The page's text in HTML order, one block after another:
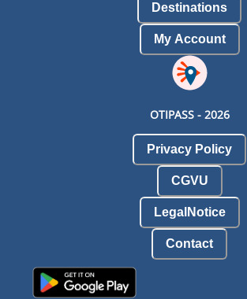
Destinations
My Account
OTIPASS - 2026
Privacy Policy
CGVU
LegalNotice
Contact